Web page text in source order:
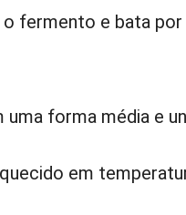
fermento e bata
uma forma média e
em